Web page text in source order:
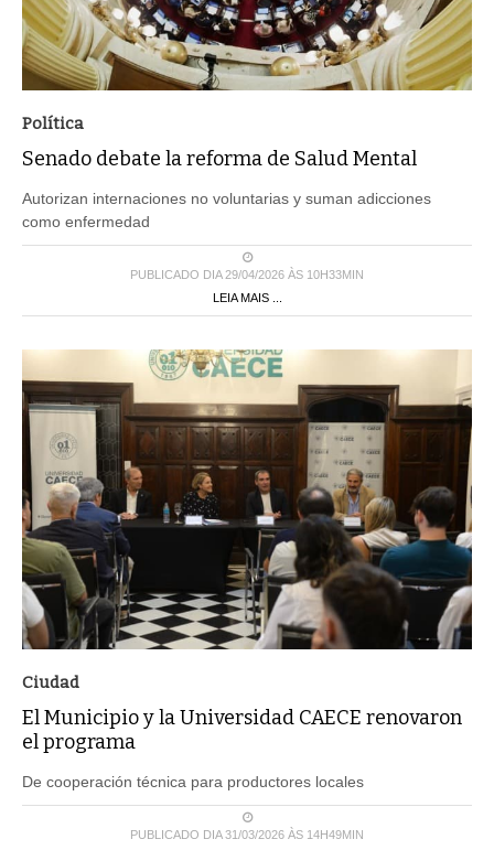
Política
Senado debate la reforma de Salud Mental
Autorizan internaciones no voluntarias y suman adicciones
como enfermedad
PUBLICADO DIA 29/04/2026 ÀS 10H33MIN
LEIA MAIS ...
Ciudad
El Municipio y la Universidad CAECE renovaron
el programa
De cooperación técnica para productores locales
PUBLICADO DIA 31/03/2026 ÀS 14H49MIN